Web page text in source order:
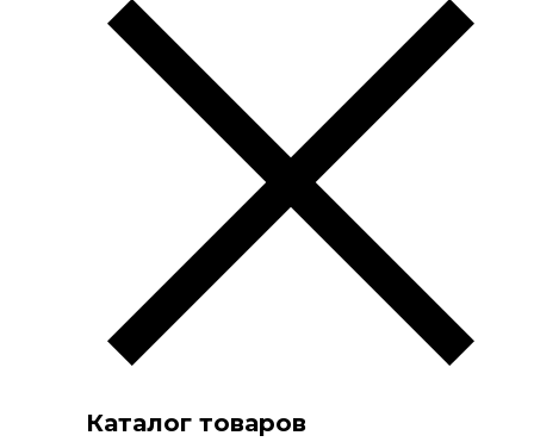
Каталог товаров